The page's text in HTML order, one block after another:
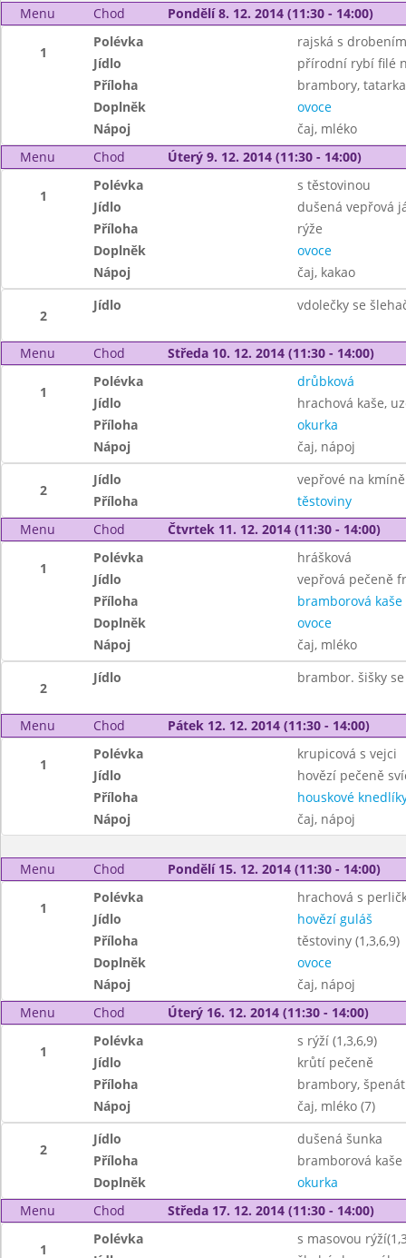
Menu Chod Pondělí 8. 12. 2014 (11:30 - 14:00)
1
Polévka
rajská s drobením
Jídlo
přírodní rybí filé
Příloha
brambory, tatarka
Doplněk
ovoce
Nápoj
čaj, mléko
Menu
Chod Úterý 9. 12. 2014 (11:30 - 14:00)
1
Polévka
s těstovinou
Jídlo
dušená vepřová
Příloha
rýže
Doplněk
ovoce
Nápoj
čaj, kakao
2
Jídlo vdolečky se
Menu Chod Středa 10. 12. 2014 (11:30 - 14:00)
1
Polévka
drůbková
Jídlo
hrachová kaše,
Příloha
okurka
Nápoj
čaj, nápoj
2
Jídlo
vepřové na kmíně
Příloha
těstoviny
Menu
Chod Čtvrtek 11. 12. 2014 (11:30 - 14:00)
1
Polévka
hrášková
Jídlo
vepřová pečeně
Příloha
bramborová kaše
Doplněk
ovoce
Nápoj
čaj, mléko
2
Jídlo brambor. šišky
Menu Chod Pátek 12. 12. 2014 (11:30 - 14:00)
1
Polévka
krupicová s vejci
Jídlo
hovězí pečeně
Příloha
houskové
Nápoj
čaj, nápoj
Menu Chod Pondělí 15. 12. 2014 (11:30 - 14:00)
1
Polévka
hrachová s
Jídlo
hovězí guláš
Příloha
těstoviny (1,3,6,9)
Doplněk
ovoce
Nápoj
čaj, nápoj
Menu
Chod Úterý 16. 12. 2014 (11:30 - 14:00)
1
Polévka
s rýží (1,3,6,9)
Jídlo
krůtí pečeně
Příloha
brambory, špenát
Nápoj
čaj, mléko (7)
2
Jídlo
dušená šunka
Příloha
bramborová kaše
Doplněk
okurka
Menu
Chod Středa 17. 12. 2014 (11:30 - 14:00)
1
Polévka
s masovou